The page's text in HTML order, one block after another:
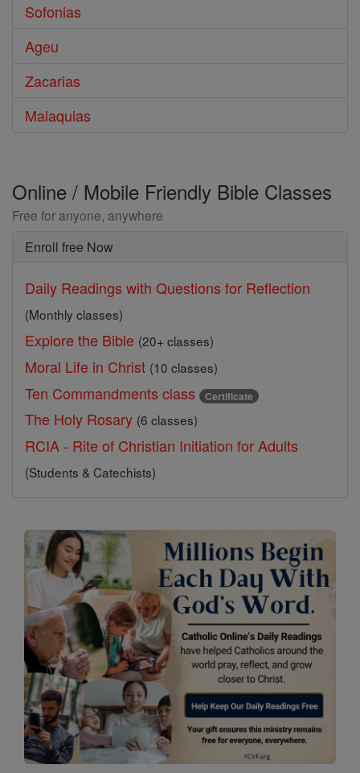
Sofonias
Ageu
Zacarias
Malaquias
Online / Mobile Friendly Bible Classes
Free for anyone, anywhere
Enroll free Now
Daily Readings with Questions for Reflection
(Monthly classes)
Explore the Bible (20+ classes)
Moral Life in Christ (10 classes)
Ten Commandments class Certificate
The Holy Rosary (6 classes)
RCIA - Rite of Christian Initiation for Adults
(Students & Catechists)